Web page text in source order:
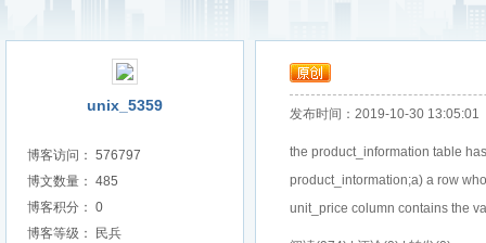
unix_5359
博客访问： 576797
博文数量： 485
博客积分： 0
博客等级： 民兵
发布时间：2019-10-30 13:05:01
the product_information table
product_intormation;a) a row
unit_price column contains the